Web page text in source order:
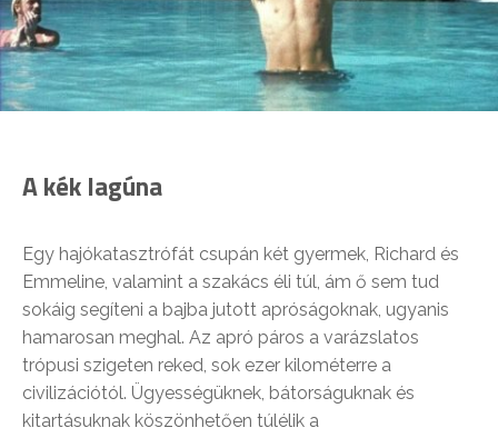
A kék lagúna
Egy hajókatasztrófát csupán két gyermek, Richard és
Emmeline, valamint a szakács éli túl, ám ő sem tud
sokáig segíteni a bajba jutott apróságoknak, ugyanis
hamarosan meghal. Az apró páros a varázslatos
trópusi szigeten reked, sok ezer kilométerre a
civilizációtól. Ügyességüknek, bátorságuknak és
kitartásuknak köszönhetően túlélik a